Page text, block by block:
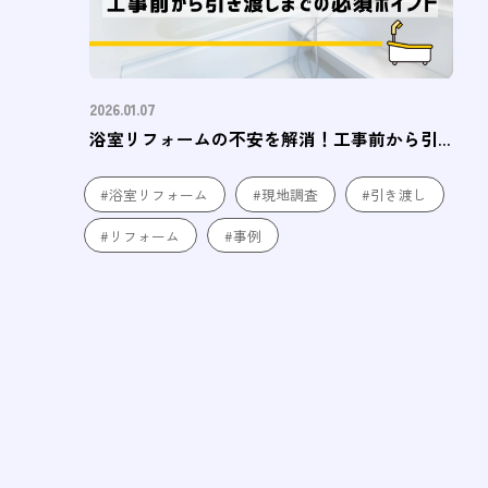
2026.01.07
浴室リフォームの不安を解消！工事前から引...
#浴室リフォーム #現地調査
#引き渡し
#リフォーム
#事例